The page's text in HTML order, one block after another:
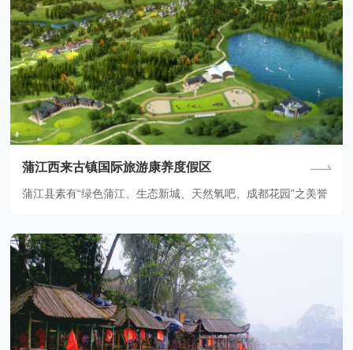
蒲江西来古镇国际旅游康养度假区
蒲江县素有“绿色蒲江、生态新城、天然氧吧、成都花园”之美誉